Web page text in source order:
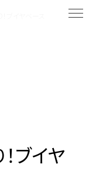
ブイヤベース
ブイヤ